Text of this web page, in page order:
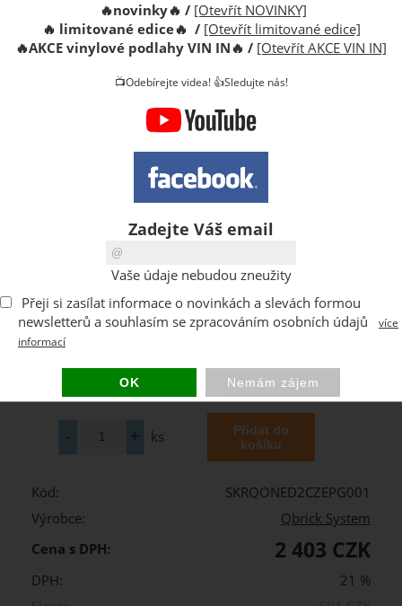
ks
Kód:
SKRQONED2CZEPG001
Výrobce:
Qbrick System
Cena s DPH:
2 403 CZK
DPH:
21 %
🔥novinky🔥 / [Otevřít NOVINKY]
🔥 limitované edice🔥 / [Otevřít limitované edice]
🔥AKCE vinylové podlahy VIN IN🔥 / [Otevřít AKCE VIN IN]
📺Odebírejte videa! 👍Sledujte nás!
Zadejte Váš email
Vaše údaje nebudou zneužity
Přeji si zasílat informace o novinkách a slevách formou
newsletterů a souhlasím se zpracováním osobních údajů
více
informací